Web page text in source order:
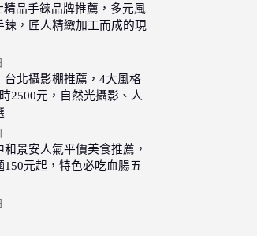
精品手鍊品牌推薦，多元風
鍊，匠人精緻加工而成的現
台北攝影棚推薦，4大風格
2500元，自然光攝影、人
和景安人氣平價美食推薦，
150元起，特色必吃血腸五